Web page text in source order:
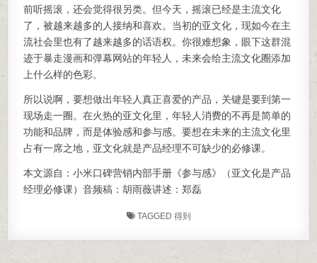
前听摇滚，还会觉得很另类。但今天，摇滚已经是主流文化
了，被越来越多的人接纳和喜欢。当初的亚文化，现如今在主
流社会里也有了越来越多的话语权。你很难想象，眼下这群混
迹于暴走漫画和弹幕网站的年轻人，未来会给主流文化圈添加
上什么样的色彩。
所以说啊，要想做出年轻人真正喜爱的产品，关键是要到第一
现场走一圈。在火热的亚文化里，年轻人消费的不再是简单的
功能和品牌，而是体验感和参与感。要想在未来的主流文化里
占有一席之地，亚文化就是产品经理不可缺少的必修课。
本文源自：小米口碑营销内部手册《参与感》（亚文化是产品
经理必修课）音频稿：胡雨薇讲述：郑磊
TAGGED 得到